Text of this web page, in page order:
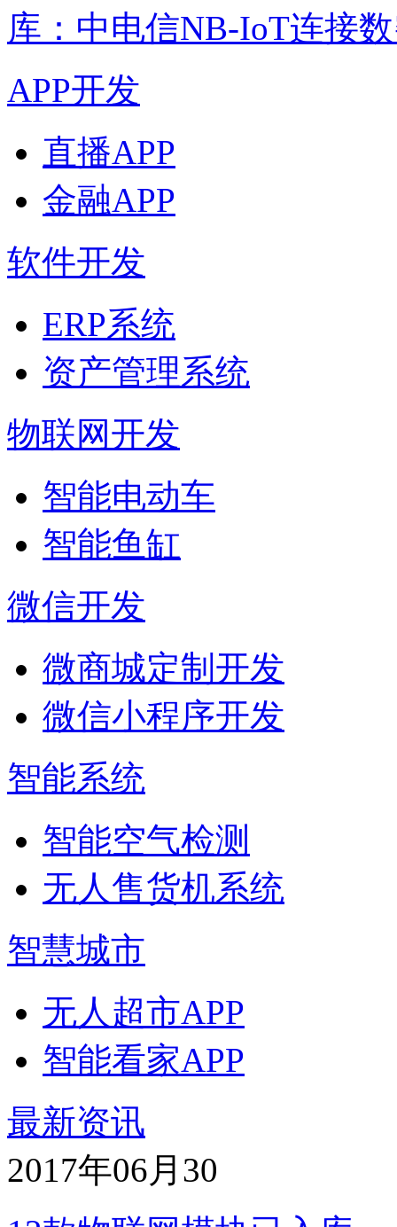
库：中电信NB-IoT连接
APP开发
直播APP
金融APP
软件开发
ERP系统
资产管理系统
物联网开发
智能电动车
智能鱼缸
微信开发
微商城定制开发
微信小程序开发
智能系统
智能空气检测
无人售货机系统
智慧城市
无人超市APP
智能看家APP
最新资讯
2017年06月 30